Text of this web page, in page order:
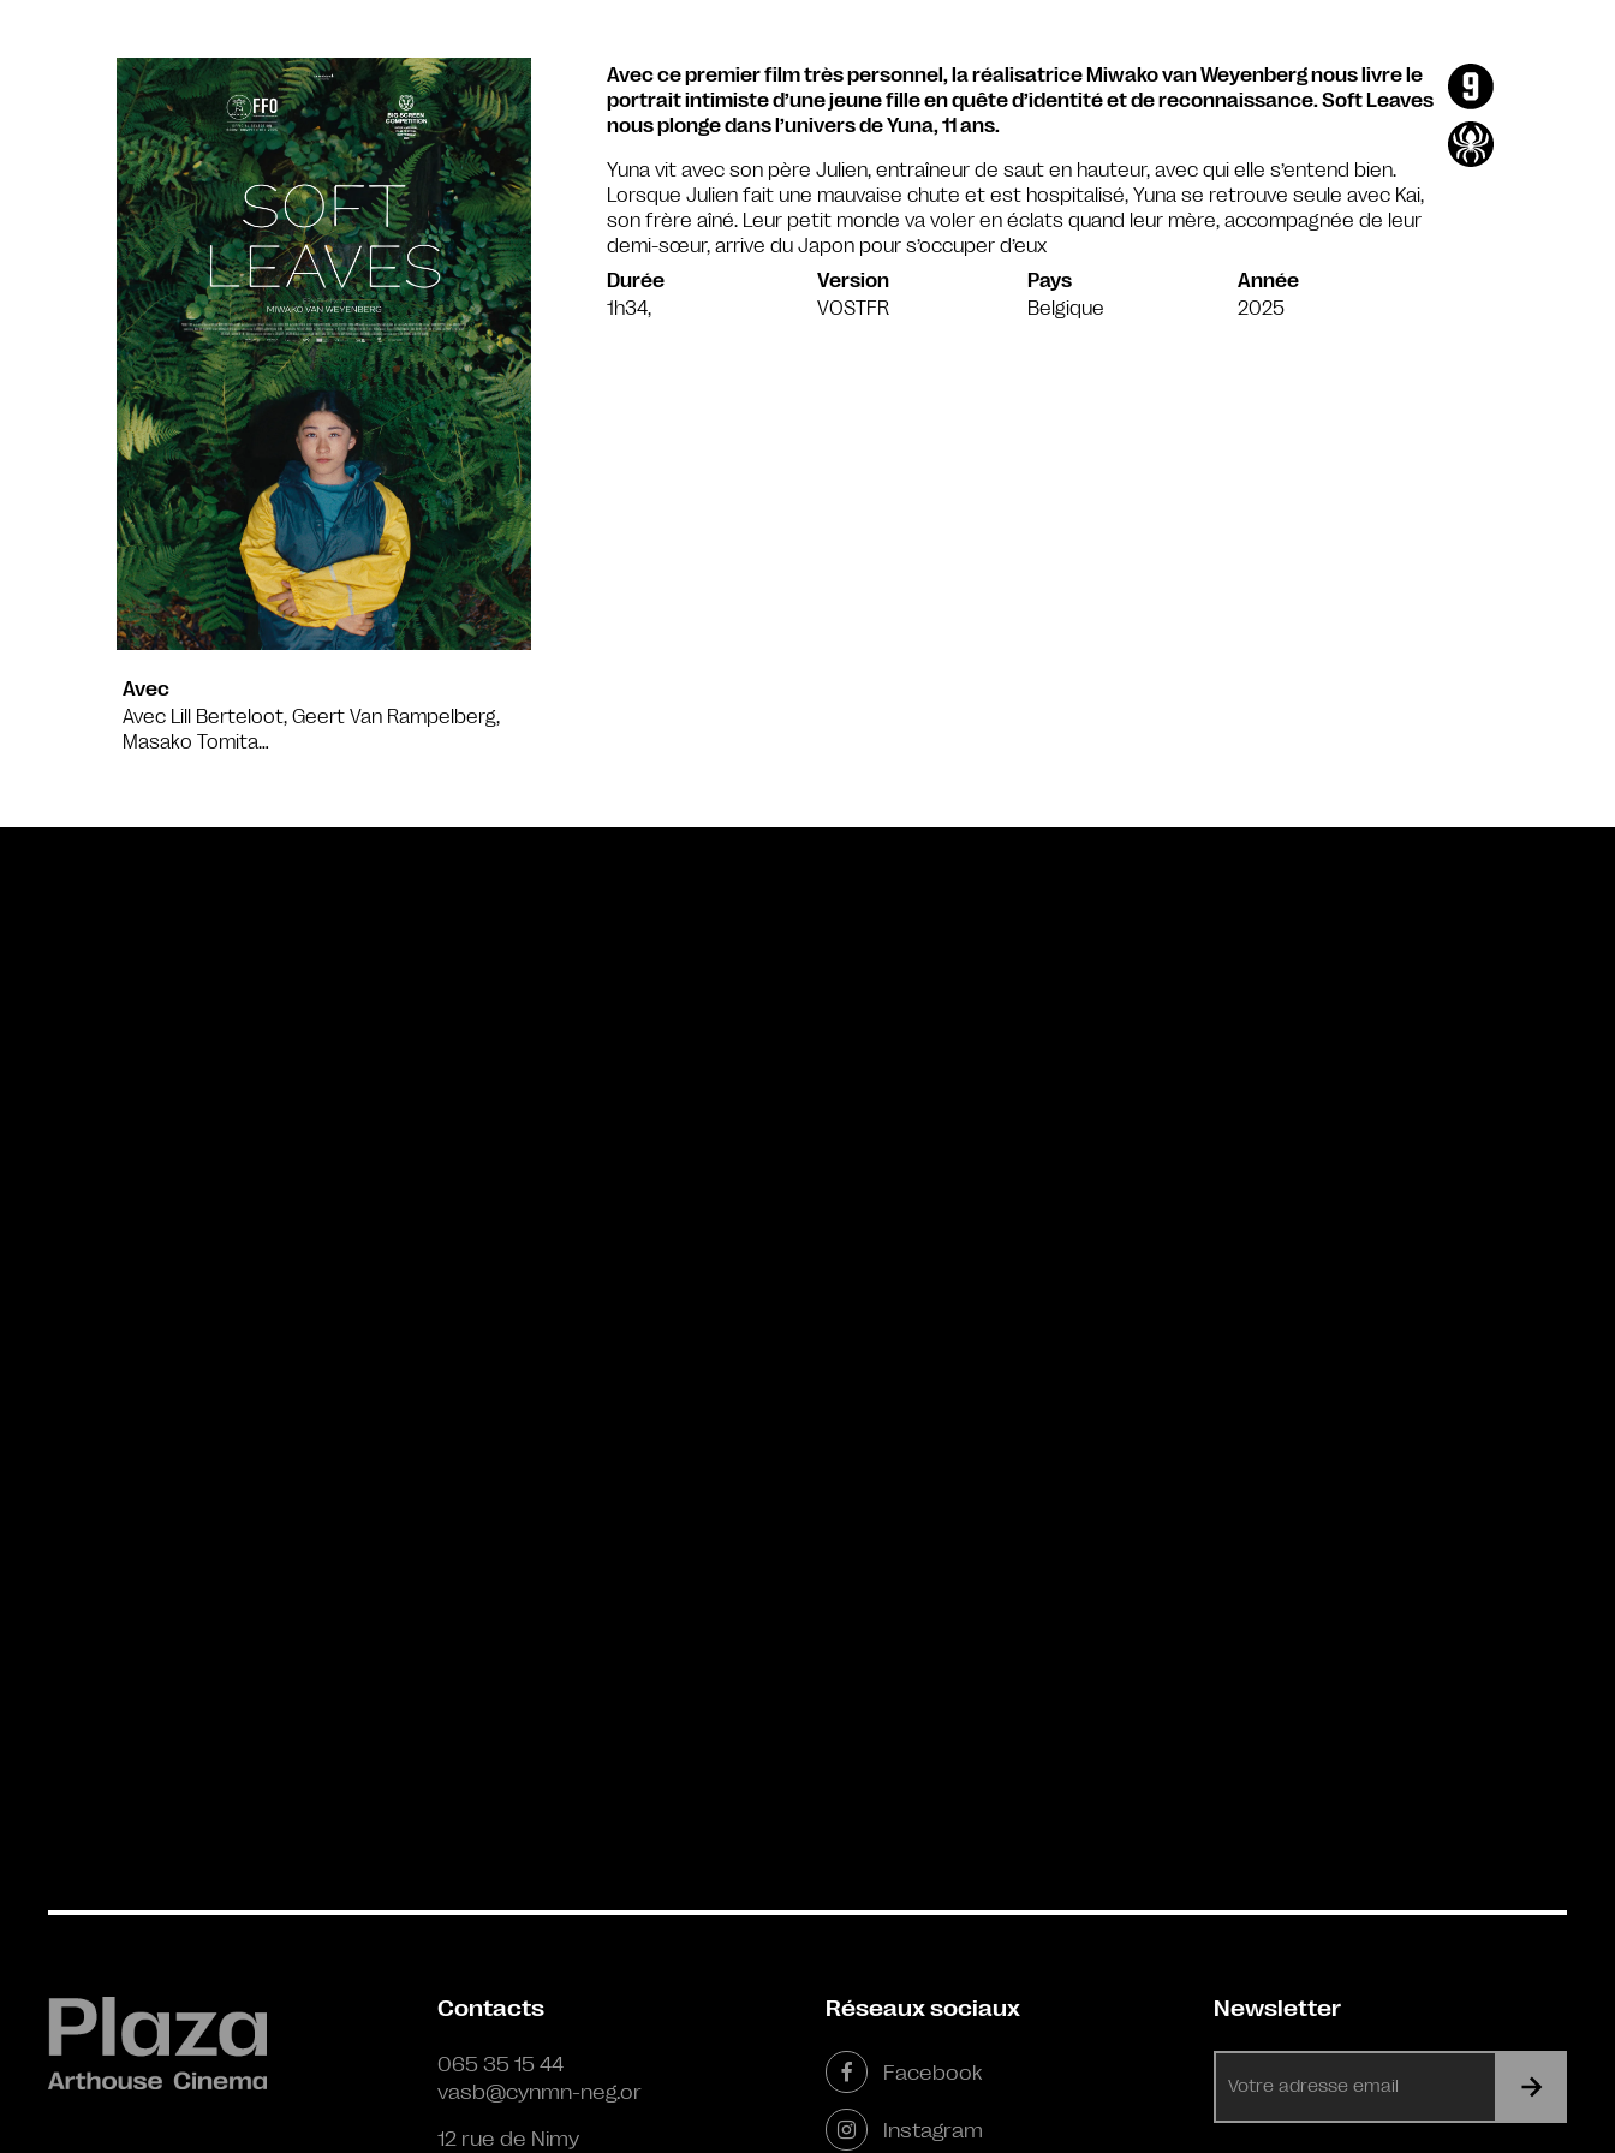
Avec
Avec Lill Berteloot, Geert Van Rampelberg,
Masako Tomita…
Avec ce premier film très personnel, la réalisatrice Miwako van Weyenberg nous livre le
portrait intimiste d’une jeune fille en quête d’identité et de reconnaissance. Soft Leaves
nous plonge dans l’univers de Yuna, 11 ans.
Yuna vit avec son père Julien, entraîneur de saut en hauteur, avec qui elle s’entend bien.
Lorsque Julien fait une mauvaise chute et est hospitalisé, Yuna se retrouve seule avec Kai,
son frère aîné. Leur petit monde va voler en éclats quand leur mère, accompagnée de leur
demi-sœur, arrive du Japon pour s’occuper d’eux
Durée
1h34,
Version
VOSTFR
Pays
Belgique
Année
2025
Contacts
065 35 15 44
vasb@cynmn-neg.or
12 rue de Nimy
Réseaux sociaux
Facebook
Instagram
Newsletter
mail